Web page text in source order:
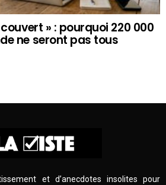
» : pourquoi 220 000
ne seront pas tous
et d’anecdotes insolites pour